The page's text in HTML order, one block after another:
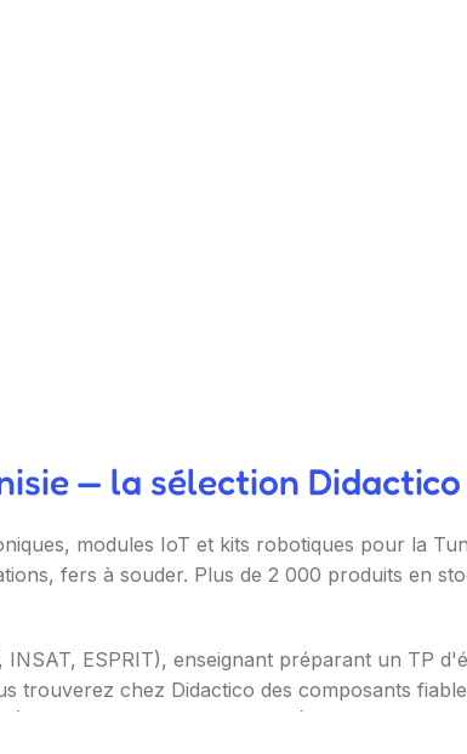
— la sélection Didactico
modules IoT et kits robotiques pour la
fers à souder. Plus de 2 000 produits en
ESPRIT), enseignant préparant un TP
chez Didactico des composants
Raspberry Pi, ESP32), capteurs et